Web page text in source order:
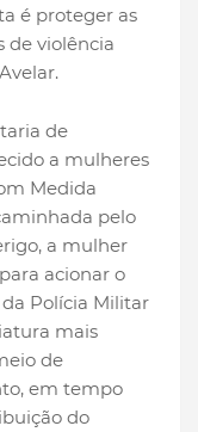
é proteger as
de violência
de
a mulheres
Medida
pelo
a mulher
acionar o
Polícia Militar
mais
de
em tempo
do